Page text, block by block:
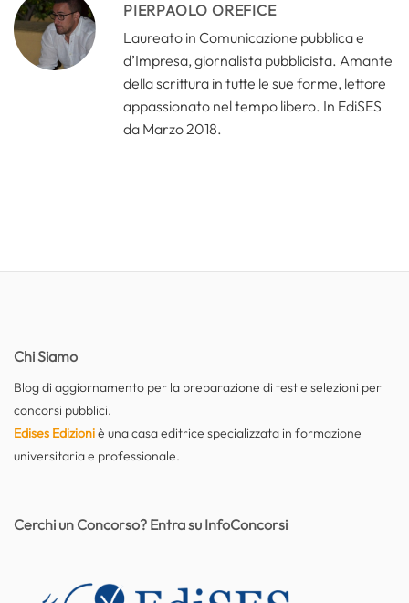
PIERPAOLO OREFICE
Laureato in Comunicazione pubblica e
d’Impresa, giornalista pubblicista. Amante
della scrittura in tutte le sue forme, lettore
appassionato nel tempo libero. In EdiSES
da Marzo 2018.
Chi Siamo
Blog di aggiornamento per la preparazione di test e selezioni per
concorsi pubblici.
Edises Edizioniè una casa editrice specializzata in formazione
universitaria e professionale.
Cerchi un Concorso? Entra su InfoConcorsi